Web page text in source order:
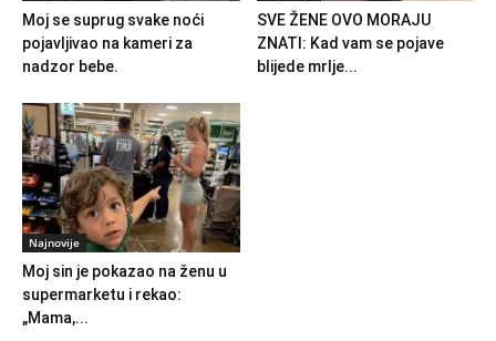
Moj se suprug svake noći
pojavljivao na kameri za
nadzor bebe.
SVE ŽENE OVO MORAJU
ZNATI: Kad vam se pojave
blijede mrlje...
Najnovije
Moj sin je pokazao na ženu u
supermarketu i rekao:
„Mama,...